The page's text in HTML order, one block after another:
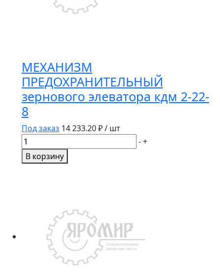
МЕХАНИЗМ
ПРЕДОХРАНИТЕЛЬНЫЙ
зернового элеватора кдм 2-22-
8
Под заказ 14 233.20₽ / шт
Количество
товара
МЕХАНИЗМ
-+
В корзину